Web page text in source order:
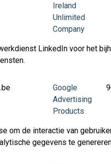
Ireland
Unlimited
Company
LinkedIn voor het
Google
Advertising
Products
om de interactie van
gegevens te